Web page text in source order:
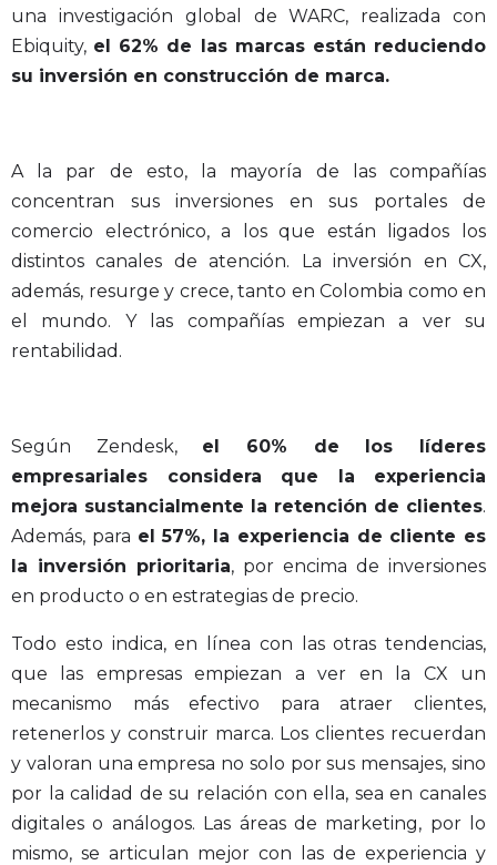
una investigación global de WARC, realizada con
Ebiquity, el 62% de las marcas están reduciendo
su inversión en construcción de marca.
A la par de esto, la mayoría de las compañías
concentran sus inversiones en sus portales de
comercio electrónico, a los que están ligados los
distintos canales de atención. La inversión en CX,
además, resurge y crece, tanto en Colombia como en
el mundo. Y las compañías empiezan a ver su
rentabilidad.
Según Zendesk, el 60% de los líderes
empresariales considera que la experiencia
mejora sustancialmente la retención de clientes.
Además, para el 57%, la experiencia de cliente es
la inversión prioritaria, por encima de inversiones
en producto o en estrategias de precio.
Todo esto indica, en línea con las otras tendencias,
que las empresas empiezan a ver en la CX un
mecanismo más efectivo para atraer clientes,
retenerlos y construir marca. Los clientes recuerdan
y valoran una empresa no solo por sus mensajes, sino
por la calidad de su relación con ella, sea en canales
digitales o análogos. Las áreas de marketing, por lo
mismo, se articulan mejor con las de experiencia y